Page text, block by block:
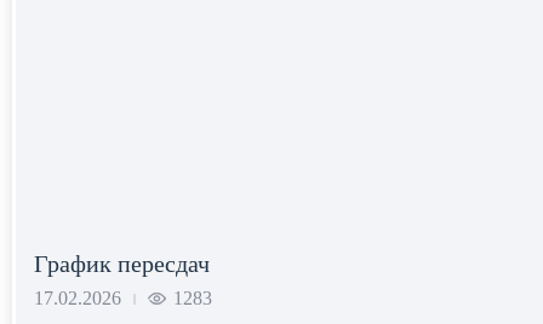
График пересдач
17.02.2026 | 1283